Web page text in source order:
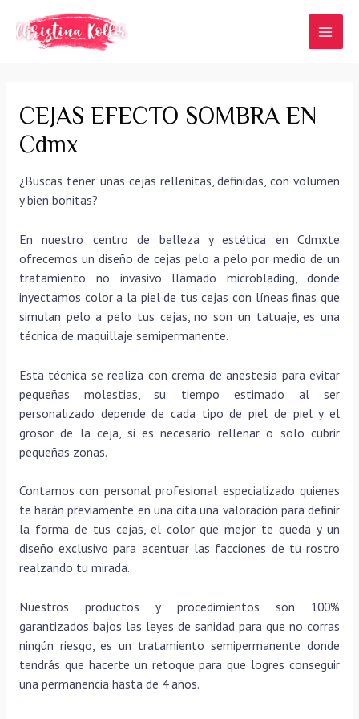
contenido
CEJAS EFECTO SOMBRA EN
Cdmx
¿Buscas tener unas cejas rellenitas, definidas, con volumen
y bien bonitas?
En nuestro centro de belleza y estética en Cdmxte
ofrecemos un diseño de cejas pelo a pelo por medio de un
tratamiento no invasivo llamado microblading, donde
inyectamos color a la piel de tus cejas con líneas finas que
simulan pelo a pelo tus cejas, no son un tatuaje, es una
técnica de maquillaje semipermanente.
Esta técnica se realiza con crema de anestesia para evitar
pequeñas molestias, su tiempo estimado al ser
personalizado depende de cada tipo de piel de piel y el
grosor de la ceja, si es necesario rellenar o solo cubrir
pequeñas zonas.
Contamos con personal profesional especializado quienes
te harán previamente en una cita una valoración para definir
la forma de tus cejas, el color que mejor te queda y un
diseño exclusivo para acentuar las facciones de tu rostro
realzando tu mirada.
Nuestros productos y procedimientos son 100%
garantizados bajos las leyes de sanidad para que no corras
ningún riesgo, es un tratamiento semipermanente donde
tendrás que hacerte un retoque para que logres conseguir
una permanencia hasta de 4 años.